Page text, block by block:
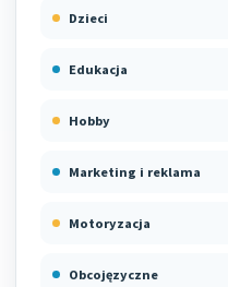
Dzieci
Edukacja
Hobby
Marketing i reklama
Motoryzacja
Obcojęzyczne